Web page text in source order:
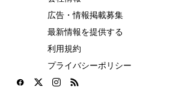
広告・情報掲載募集
最新情報を提供する
利用規約
プライバシーポリシー